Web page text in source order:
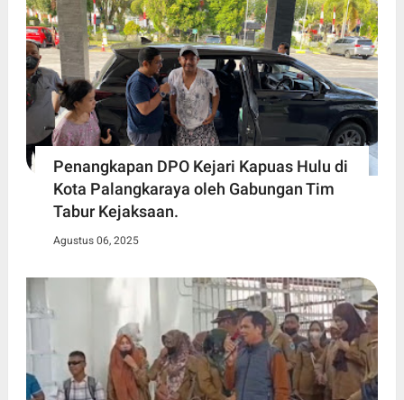
Penangkapan DPO Kejari Kapuas Hulu di
Kota Palangkaraya oleh Gabungan Tim
Tabur Kejaksaan.
Agustus 06, 2025